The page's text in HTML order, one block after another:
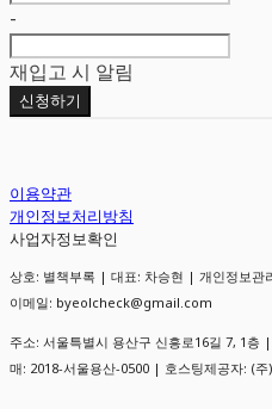
-
재입고 시 알림
신청하기
이용약관
개인정보처리방침
사업자정보확인
상호: 별책부록 | 대표: 차승현 | 개인정보관
이메일: byeolcheck@gmail.com
주소: 서울특별시 용산구 신흥로16길 7, 1층
매: 2018-서울용산-0500 | 호스팅제공자: (주